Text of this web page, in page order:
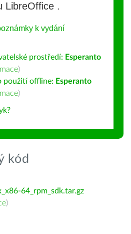
LibreOffice .
k vydání
prostředí: Esperanto
)
použití offline: Esperanto
)
kód
64_rpm_sdk.tar.gz
)